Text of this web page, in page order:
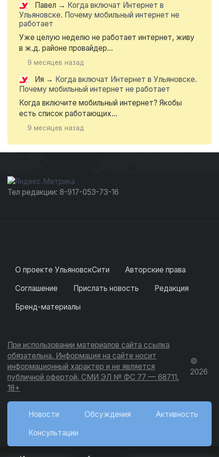
Павел → Когда включат Интернет в
Ульяновске. Почему мобильный интернет не
работает
Уже целую неделю не работает интернет, живу
в ж.д. районе провайдер...
9 месяцев назад
Ия → Когда включат Интернет в Ульяновске.
Почему мобильный интернет не работает
Когда включите мобильный интернет? Якобы
есть список работающих...
9 месяцев назад
Тел редакции: 8-917-053-73-16
О проекте УльяновскСити
Авторские права
Соглашение
Прислать новость
Редакция
Бренд-материалы
При использовании материалов сайта ссылка
обязательна. Информация на сайте носит
информационный характер и не является
публичной офертой. СМИ ЭЛ № ФС 77 — 68711.
18+
©
2026
Новости Обсуждения
Активность
Консультации